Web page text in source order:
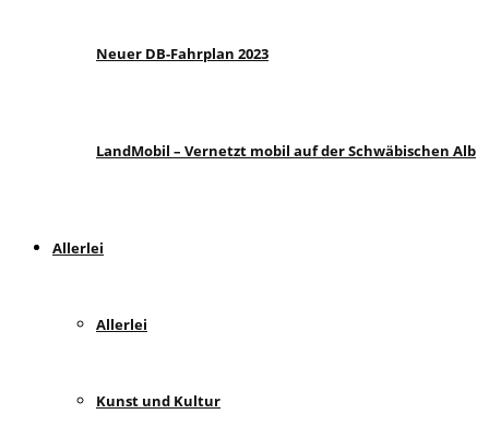
Neuer DB-Fahrplan 2023
LandMobil – Vernetzt mobil auf der Schwäbischen Alb
Allerlei
Allerlei
Kunst und Kultur